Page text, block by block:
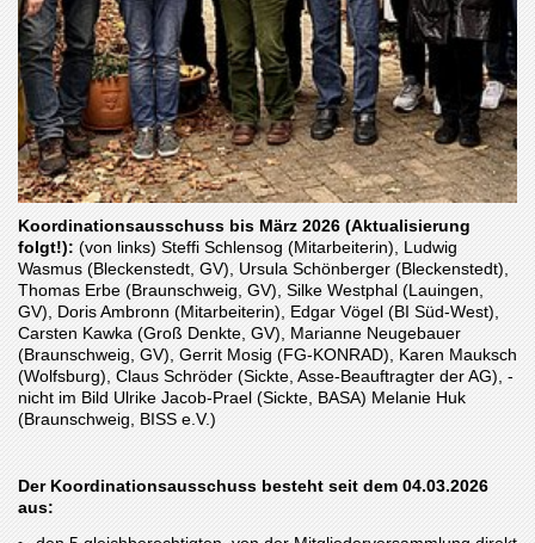
Koordinationsausschuss bis März 2026 (Aktualisierung
folgt!): (von links) Steffi Schlensog (Mitarbeiterin), Ludwig
Wasmus (Bleckenstedt, GV), Ursula Schönberger (Bleckenstedt),
Thomas Erbe (Braunschweig, GV), Silke Westphal (Lauingen,
GV), Doris Ambronn (Mitarbeiterin), Edgar Vögel (BI Süd-West),
Carsten Kawka (Groß Denkte, GV), Marianne Neugebauer
(Braunschweig, GV), Gerrit Mosig (FG-KONRAD), Karen Mauksch
(Wolfsburg), Claus Schröder (Sickte, Asse-Beauftragter der AG), -
nicht im Bild Ulrike Jacob-Prael (Sickte, BASA) Melanie Huk
(Braunschweig, BISS e.V.)
Der Koordinationsausschuss besteht seit dem 04.03.2026
aus: